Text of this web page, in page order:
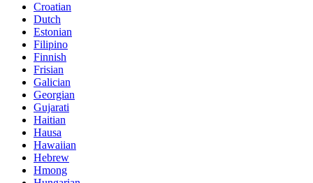
Croatian
Dutch
Estonian
Filipino
Finnish
Frisian
Galician
Georgian
Gujarati
Haitian
Hausa
Hawaiian
Hebrew
Hmong